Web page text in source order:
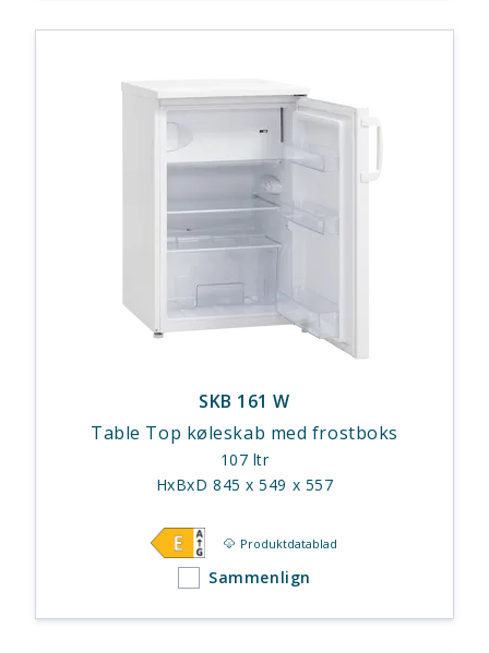
SKB 161 W
Table Top køleskab med frostboks
107 ltr
HxBxD 845 x 549 x 557
Produktdatablad
Sammenlign